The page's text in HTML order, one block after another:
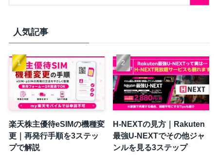
人気記事
楽天株主優待eSIMの機種変
更｜再発行手順を3ステッ
プで解説
H-NEXTの見方｜Rakuten
最強U-NEXTでその他ジャ
ンルを見る3ステップ